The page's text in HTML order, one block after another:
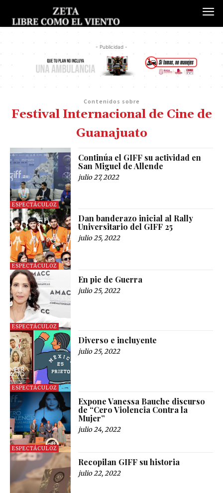
- Publicidad -
Contenidos sobre
Festival Internacional de Cine de
Guanajuato
ESPECTÁCULOZ
Continúa el GIFF su actividad en
San Miguel de Allende
julio 27, 2022
ESPECTÁCULOZ
Dan banderazo inicial al Rally
Universitario del GIFF 25
julio 25, 2022
ESPECTÁCULOZ
En pie de Guerra
julio 25, 2022
ESPECTÁCULOZ
Diverso e incluyente
julio 25, 2022
ESPECTÁCULOZ
Expone Vanessa Bauche discurso
de “Cero Violencia Contra la
Mujer”
julio 24, 2022
Recopilan GIFF su historia
julio 22, 2022